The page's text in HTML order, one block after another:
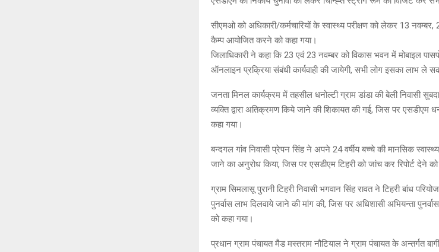
सीएमओ को अधिकारी/कर्मचारियों के स्वास्थ्य परीक्षण को लेकर 13 नवम्बर,
कैम्प आयोजित करने को कहा गया।
जिलाधिकारी ने कहा कि 23 एवं 23 नवम्बर को विकास भवन में मोबाइल
ऑनलाइन प्रक्रिया संबंधी कार्यवाही की जायेगी, सभी लोग इसका लाभ ले
जनता मिनल कार्यक्रम में तहसील धनोल्टी ग्राम डांडा की बेली निवासी
व्यक्ति द्वारा अतिक्रमण किये जाने की शिकायत की गई, जिस पर एसडीएम
कहा गया।
बन्दगल गांव निवासी प्रेपन सिंह ने अपने 24 वर्षीय बच्चे की मानसिक
जाने का अनुरोध किया, जिस पर एसडीएम टिहरी को जांच कर रिपोर्ट देने
ग्राम सिमलासू पुरानी टिहरी निवासी भगवान सिंह रावत ने टिहरी बांध
पुनर्वास लाभ दिलवाये जाने की मांग की, जिस पर अधिशासी अभियन्ता
को कहा गया।
प्रधान ग्राम पंचायत मैड मस्तराम नौटियाल ने ग्राम पंचायत के अन्तर्गत